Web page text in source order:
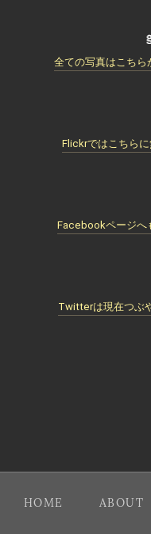
全ての写真はこちら
Flickrではこちら
Facebookページへ
Twitterは現在つぶ
HOME ABOUT